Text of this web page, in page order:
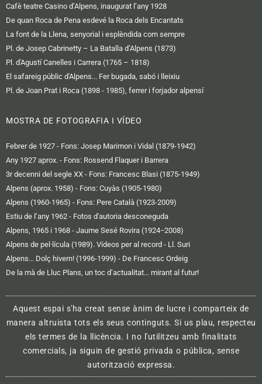
Cafè teatre Casino d’Alpens, inaugurat l’any 1928
De quan Roca de Pena esdevé la Roca dels Encantats
La font de la Llena, senyorial i esplèndida com sempre
Pl. de Josep Cabrinetty – La Batalla d’Alpens (1873)
Pl. d'Agustí Canelles i Carrera (1765 – 1818)
El safareig públic d'Alpens... Fer bugada, sabó i lleixiu
Pl. de Joan Prat i Roca (1898 - 1985), ferrer i forjador alpensí
MOSTRA DE FOTOGRAFIA I VÍDEO
Febrer de 1927 - Fons: Josep Marimon i Vidal (1879-1942)
Any 1927 aprox. - Fons: Rossend Flaquer i Barrera
3r decenni del segle XX - Fons: Francesc Blasi (1875-1949)
Alpens (aprox. 1958) - Fons: Cuyàs (1905-1980)
Alpens (1960-1965) - Fons: Pere Català (1923-2009)
Estiu de l’any 1962 - Fotos d'autoria desconeguda
Alpens, 1965 i 1968 - Jaume Sesé Rovira (1924−2008)
Alpens de pel·lícula (1989). Vídeos per al record - Ll. Suri
Alpens... Dolç hivern! (1996-1999) - De Francesc Ordeig
De la mà de Lluc Plans, un toc d’actualitat… mirant al futur!
Aquest espai s'ha creat sense ànim de lucre i comparteix de
manera altruista tots els seus continguts. Si us plau, respecteu
els termes de la llicència. I no l'utilitzeu amb finalitats
comercials, ja siguin de gestió privada o pública, sense
autorització expressa.